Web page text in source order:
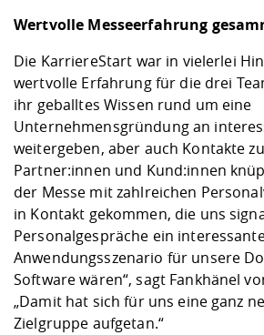
Wertvolle Messeerfahrung
Die KarriereStart war in vielerlei
wertvolle Erfahrung für die drei
ihr geballtes Wissen rund um eine
Unternehmensgründung an
weitergeben, aber auch Kontakte
Partner:innen und Kund:innen
der Messe mit zahlreichen
in Kontakt gekommen, die uns
Personalgespräche ein
Anwendungsszenario für unsere
Software wären“, sagt Fankhänel
„Damit hat sich für uns eine ganz
Zielgruppe aufgetan.“